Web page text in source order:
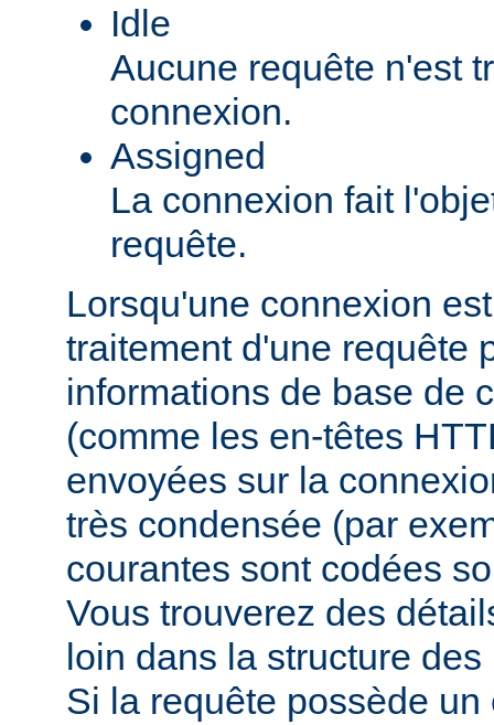
Idle
Aucune requête n'est
connexion.
Assigned
La connexion fait
requête.
Lorsqu'une connexion
traitement d'une requête
informations de base de
(comme les en-têtes
envoyées sur la
très condensée (par
courantes sont codées
Vous trouverez des
loin dans la structure
Si la requête possède